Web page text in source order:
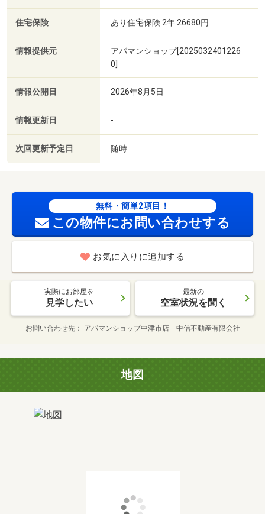
住宅保険 あり住宅保険 2年 26680円
情報提供元
アパマンショップ[2025032401226
0]
情報公開日 2026年8月5日
情報更新日 -
次回更新予定日 随時
無料・簡単2項目！
この物件にお問い合わせする
お気に入りに追加する
実際にお部屋を
見学したい
最新の
空室状況を聞く
お問い合わせ先 アパマンショップ中津市店 中信不動産有限会社
地図